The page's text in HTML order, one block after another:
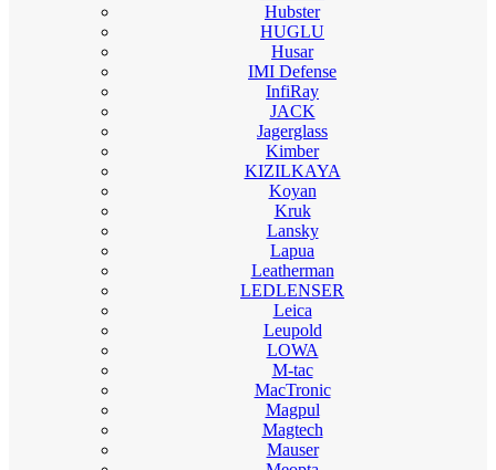
Hubster
HUGLU
Husar
IMI Defense
InfiRay
JACK
Jagerglass
Kimber
KIZILKAYA
Koyan
Kruk
Lansky
Lapua
Leatherman
LEDLENSER
Leica
Leupold
LOWA
M-tac
MacTronic
Magpul
Magtech
Mauser